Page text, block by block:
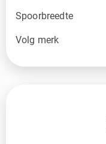
Spoorbreedte
Volg merk